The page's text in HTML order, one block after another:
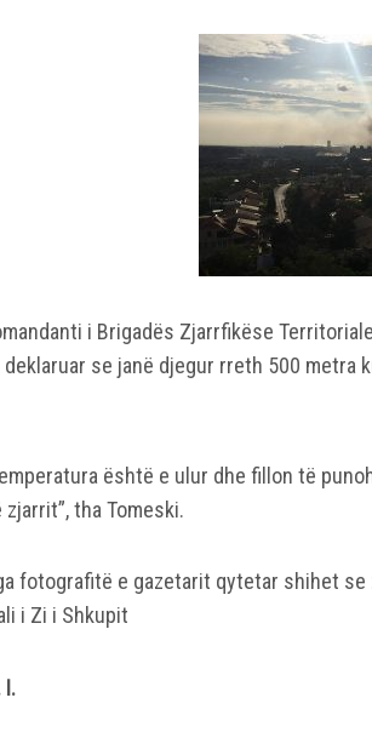
i Brigadës Zjarrfikëse
deklaruar se janë djegur rreth 500 metra
është e ulur dhe fillon të
zjarrit”, tha Tomeski.
fotografitë e gazetarit qytetar shihet
i Zi i Shkupit
I.